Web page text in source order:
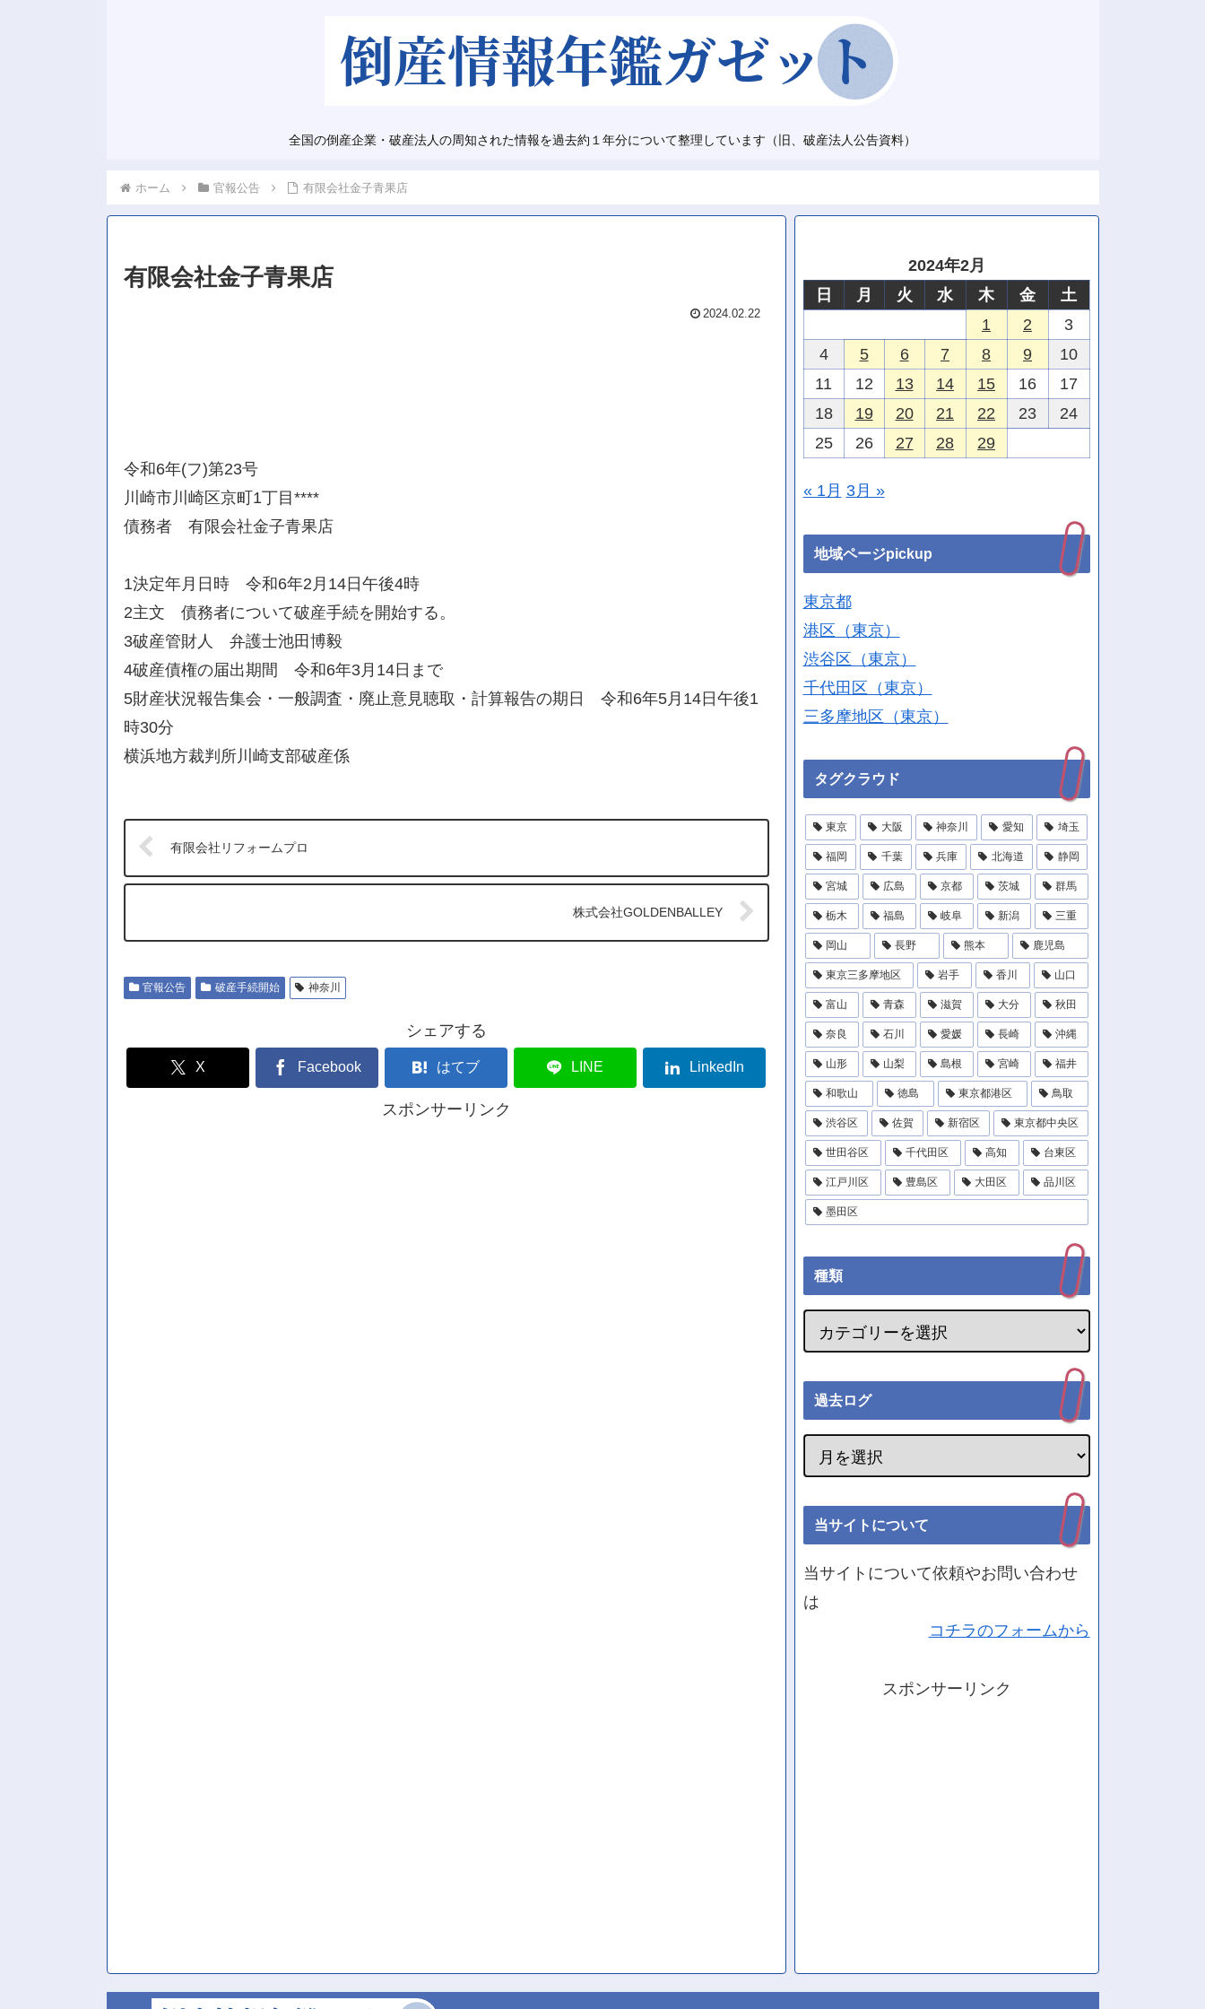
全国の倒産企業・破産法人の周知された情報を過去約１年分について整理しています（旧、破産法人公告資料）
ホーム 官報公告 有限会社金子青果店
有限会社金子青果店
2024.02.22
令和6年(フ)第23号
川崎市川崎区京町1丁目****
債務者 有限会社金子青果店
1決定年月日時 令和6年2月14日午後4時
2主文 債務者について破産手続を開始する。
3破産管財人 弁護士池田博毅
4破産債権の届出期間 令和6年3月14日まで
5財産状況報告集会・一般調査・廃止意見聴取・計算報告の期日 令和6年5月14日午後1
時30分
横浜地方裁判所川崎支部破産係
有限会社リフォームプロ
株式会社GOLDENBALLEY
官報公告 破産手続開始 神奈川
シェアする
X Facebook はてブ LINE LinkedIn
スポンサーリンク
2024年2月
日
月 火 水 木 金
土
1
2
3
4
5 6 7 8 9
10
11
12 13 14 15 16
17
18
19 20 21 22 23
24
25
26 27 28 29
« 1月 3月 »
地域ページpickup
東京都
港区（東京）
渋谷区（東京）
千代田区（東京）
三多摩地区（東京）
タグクラウド
東京 大阪 神奈川 愛知 埼玉
福岡 千葉 兵庫 北海道 静岡
宮城 広島 京都 茨城 群馬
栃木 福島 岐阜 新潟 三重
岡山 長野 熊本 鹿児島
東京三多摩地区 岩手 香川 山口
富山 青森 滋賀 大分 秋田
奈良 石川 愛媛 長崎 沖縄
山形 山梨 島根 宮崎 福井
和歌山 徳島 東京都港区 鳥取
渋谷区 佐賀 新宿区 東京都中央区
世田谷区 千代田区 高知 台東区
江戸川区 豊島区 大田区 品川区
墨田区
種類
過去ログ
当サイトについて
当サイトについて依頼やお問い合わせ
は
コチラのフォームから
スポンサーリンク